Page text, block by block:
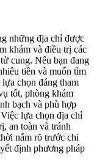
những địa chỉ được
khám và điều trị các
cung. Nếu bạn đang
tiền và muốn tìm
chọn đáng tham
tốt, phòng khám
bạch và phù hợp
lựa chọn địa chỉ
an toàn và tránh
nắm rõ trước chi
định phương pháp